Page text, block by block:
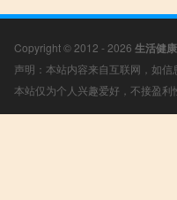
Copyright © 2012 - 2026 生活健
声明：本站内容来自互联网，如
本站仅为个人兴趣爱好，不接盈利